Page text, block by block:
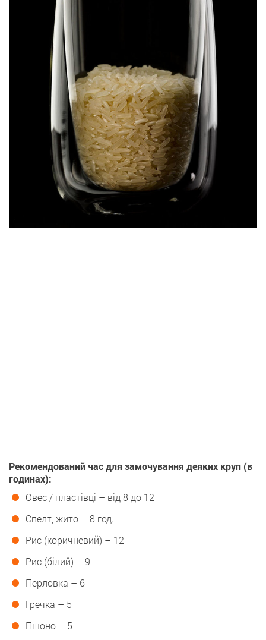
Рекомендований час для замочування деяких круп (в
годинах):
Овес / пластівці – від 8 до 12
Спелт, жито – 8 год.
Рис (коричневий) – 12
Рис (білий) – 9
Перловка – 6
Гречка – 5
Пшоно – 5